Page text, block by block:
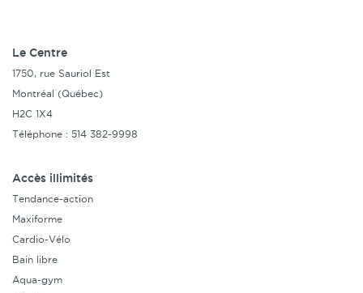
Le Centre
1750, rue Sauriol Est
Montréal (Québec)
H2C 1X4
Téléphone : 514 382-9998
Accès illimités
Tendance-action
Maxiforme
Cardio-Vélo
Bain libre
Aqua-gym